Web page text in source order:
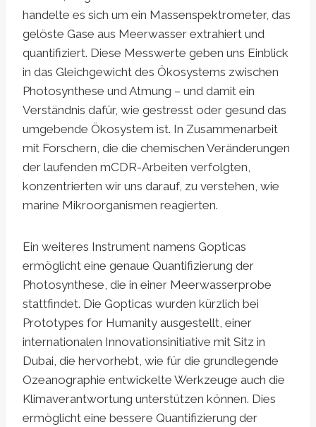
handelte es sich um ein Massenspektrometer, das
gelöste Gase aus Meerwasser extrahiert und
quantifiziert. Diese Messwerte geben uns Einblick
in das Gleichgewicht des Ökosystems zwischen
Photosynthese und Atmung – und damit ein
Verständnis dafür, wie gestresst oder gesund das
umgebende Ökosystem ist. In Zusammenarbeit
mit Forschern, die die chemischen Veränderungen
der laufenden mCDR-Arbeiten verfolgten,
konzentrierten wir uns darauf, zu verstehen, wie
marine Mikroorganismen reagierten.
Ein weiteres Instrument namens Gopticas
ermöglicht eine genaue Quantifizierung der
Photosynthese, die in einer Meerwasserprobe
stattfindet. Die Gopticas wurden kürzlich bei
Prototypes for Humanity ausgestellt, einer
internationalen Innovationsinitiative mit Sitz in
Dubai, die hervorhebt, wie für die grundlegende
Ozeanographie entwickelte Werkzeuge auch die
Klimaverantwortung unterstützen können. Dies
ermöglicht eine bessere Quantifizierung der